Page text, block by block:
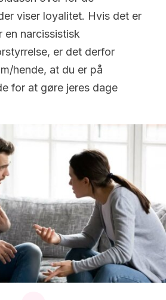
viser loyalitet. Hvis det er
en narcissistisk
er det derfor
hende, at du er på
for at gøre jeres dage